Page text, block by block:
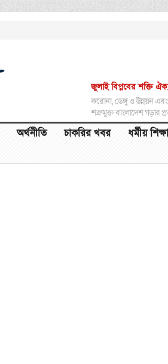
জুলাই বিপ্লবের শক্তি
করোনা, ডেঙ্গু ও উন্নয়ন এবং
শত্রুমুক্ত বাংলাদেশ গড়ার
অর্থনীতি চাকরির খবর
ধর্মীয় শিক্ষা